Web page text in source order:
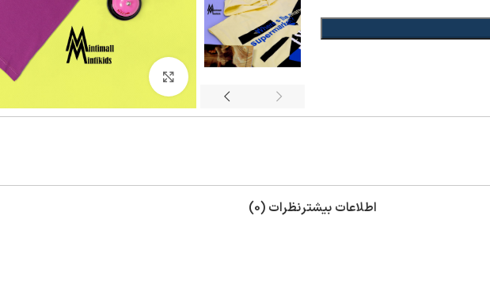
اطلاعات بیشترنظرات (0)